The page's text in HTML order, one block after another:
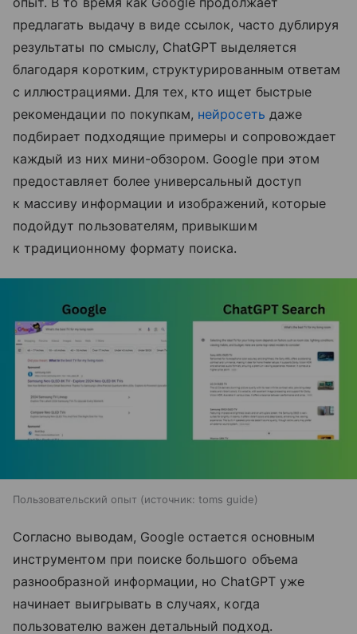
предлагать выдачу в виде ссылок, часто дублируя
результаты по смыслу, ChatGPT выделяется
благодаря коротким, структурированным ответам
с иллюстрациями. Для тех, кто ищет быстрые
рекомендации по покупкам, нейросеть даже
подбирает подходящие примеры и сопровождает
каждый из них мини-обзором. Google при этом
предоставляет более универсальный доступ
к массиву информации и изображений, которые
подойдут пользователям, привыкшим
к традиционному формату поиска.
Пользовательский опыт источник: toms guide
Согласно выводам, Google остается основным
инструментом при поиске большого объема
разнообразной информации, но ChatGPT уже
начинает выигрывать в случаях, когда
пользователю важен детальный подход.